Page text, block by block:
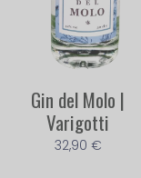
Gin del Molo |
Varigotti
32,90 €